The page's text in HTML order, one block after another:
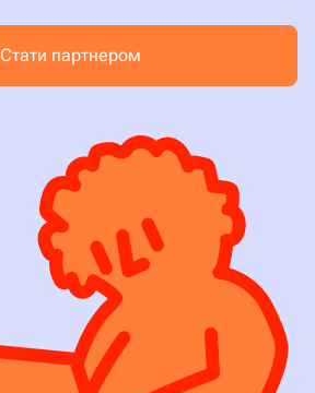
Стати партнером